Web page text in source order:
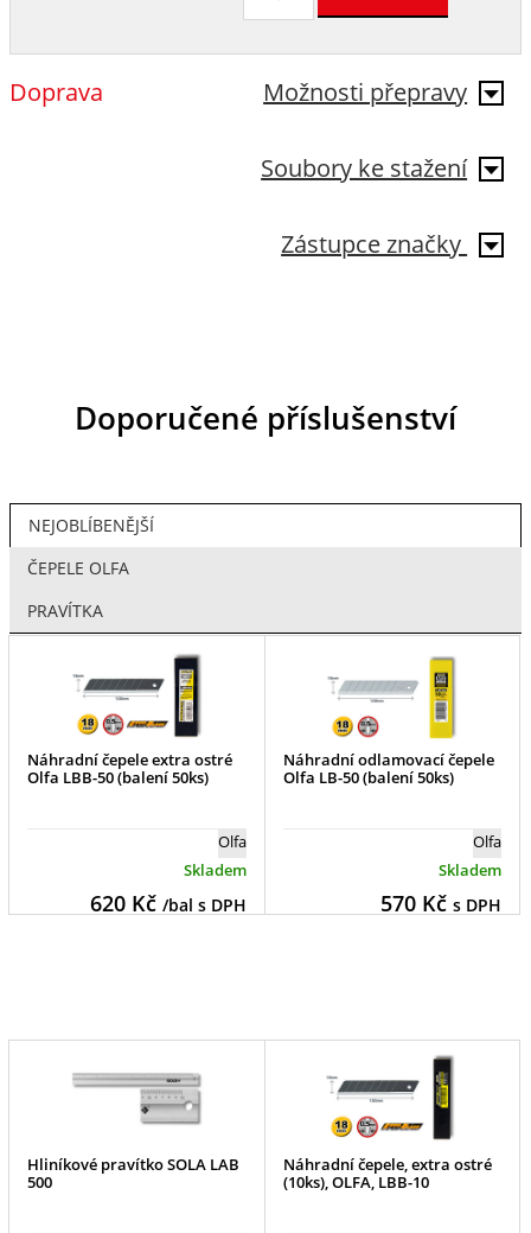
Možnosti přepravy
Doprava
Soubory ke stažení
Zástupce značky
Doporučené příslušenství
NEJOBLÍBENĚJŠÍ
ČEPELE OLFA
PRAVÍTKA
Náhradní čepele extra ostré
Olfa LBB-50 (balení 50ks)
Olfa
Skladem
620Kč /bal s DPH
Náhradní odlamovací čepele
Olfa LB-50 (balení 50ks)
Olfa
Skladem
570Kč s DPH
Hliníkové pravítko SOLA LAB
500
Náhradní čepele, extra ostré
(10ks), OLFA, LBB-10